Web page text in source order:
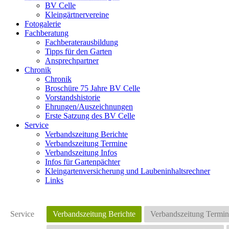
BV Celle
Kleingärtnervereine
Fotogalerie
Fachberatung
Fachberaterausbildung
Tipps für den Garten
Ansprechpartner
Chronik
Chronik
Broschüre 75 Jahre BV Celle
Vorstandshistorie
Ehrungen/Auszeichnungen
Erste Satzung des BV Celle
Service
Verbandszeitung Berichte
Verbandszeitung Termine
Verbandszeitung Infos
Infos für Gartenpächter
Kleingartenversicherung und Laubeninhaltsrechner
Links
Service Verbandszeitung Berichte Verbandszeitung